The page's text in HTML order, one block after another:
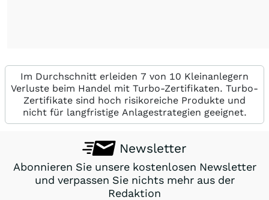
Im Durchschnitt erleiden 7 von 10 Kleinanlegern
Verluste beim Handel mit Turbo-Zertifikaten. Turbo-
Zertifikate sind hoch risikoreiche Produkte und
nicht für langfristige Anlagestrategien geeignet.
Newsletter
Abonnieren Sie unsere kostenlosen Newsletter
und verpassen Sie nichts mehr aus der
Redaktion